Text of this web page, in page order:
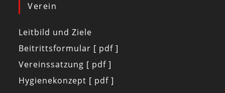
Verein
Leitbild und Ziele
Beitrittsformular [ pdf ]
Vereinssatzung [ pdf ]
Hygienekonzept [ pdf ]